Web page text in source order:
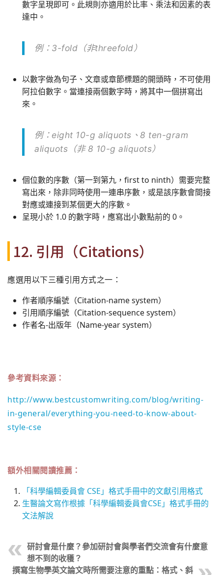
數字呈現即可。此規則亦適用於比率、乘法和因素的表
達中。
例：3-fold（非threefold）
以數字做為句子、文章或章節標題的開頭時，不可使用
阿拉伯數字。當連接兩個數字時，將其中一個拼寫出
來。
例：eight 10-g aliquots、8 ten-gram
aliquots（非 8 10-g aliquots）
個位數的序數（第一到第九，first to ninth）需要完整
寫出來，除非同時使用一連串序數，或是該序數會間接
對應或連接到某個更大的序數。
呈現小於 1.0 的數字時，應寫出小數點前的 0。
12. 引用（Citations）
應選用以下三種引用方式之一：
作者順序編號（Citation-name system）
引用順序編號（Citation-sequence system）
作者名-出版年（Name-year system）
參考資料來源：
http://www.bestcustomwriting.com/blog/writing-
in-general/everything-you-need-to-know-about-
style-cse
額外相關閱讀推薦：
「科學編輯委員會 CSE」格式手冊中的文獻引用格式
生醫論文寫作根據「科學編輯委員會CSE」格式手冊的
文法解說
研討會是什麼？參加研討會與學者們交流會有什麼意
想不到的收穫？
撰寫生物學英文論文時所需要注意的重點：格式、斜